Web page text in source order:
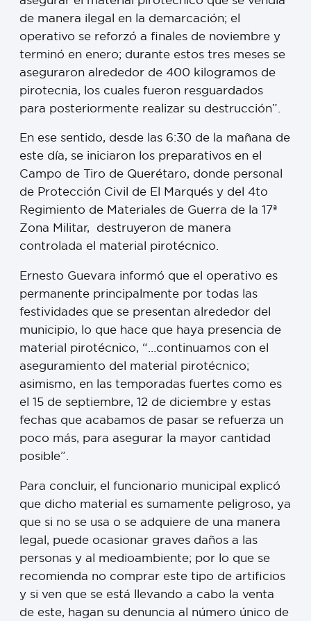
de manera ilegal en la demarcación; el
operativo se reforzó a finales de noviembre y
terminó en enero; durante estos tres meses se
aseguraron alrededor de 400 kilogramos de
pirotecnia, los cuales fueron resguardados
para posteriormente realizar su destrucción”.
En ese sentido, desde las 6:30 de la mañana de
este día, se iniciaron los preparativos en el
Campo de Tiro de Querétaro, donde personal
de Protección Civil de El Marqués y del 4to
Regimiento de Materiales de Guerra de la 17ª
Zona Militar, destruyeron de manera
controlada el material pirotécnico.
Ernesto Guevara informó que el operativo es
permanente principalmente por todas las
festividades que se presentan alrededor del
municipio, lo que hace que haya presencia de
material pirotécnico, “…continuamos con el
aseguramiento del material pirotécnico;
asimismo, en las temporadas fuertes como es
el 15 de septiembre, 12 de diciembre y estas
fechas que acabamos de pasar se refuerza un
poco más, para asegurar la mayor cantidad
posible”.
Para concluir, el funcionario municipal explicó
que dicho material es sumamente peligroso, ya
que si no se usa o se adquiere de una manera
legal, puede ocasionar graves daños a las
personas y al medioambiente; por lo que se
recomienda no comprar este tipo de artificios
y si ven que se está llevando a cabo la venta
de este, hagan su denuncia al número único de